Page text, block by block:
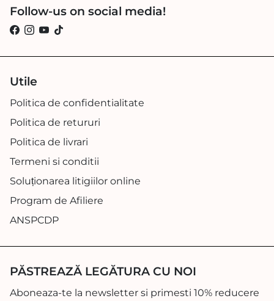
Follow-us on social media!
Utile
Politica de confidentialitate
Politica de retururi
Politica de livrari
Termeni si conditii
Soluționarea litigiilor online
Program de Afiliere
ANSPCDP
PĂSTREAZĂ LEGĂTURA CU NOI
Aboneaza-te la newsletter si primesti 10% reducere